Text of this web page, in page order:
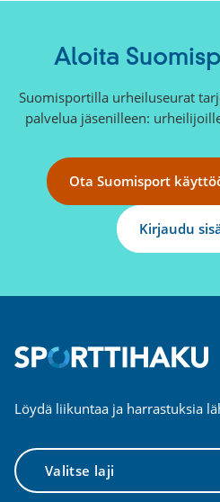
Aloita
Suomisportilla urheiluseurat
palvelua jäsenilleen:
Ota Suomisport
Kirjaudu
Löydä liikuntaa ja harrastuksia
Valitse
laji